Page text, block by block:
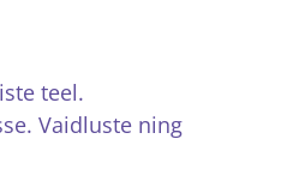
teel.
Vaidluste ning